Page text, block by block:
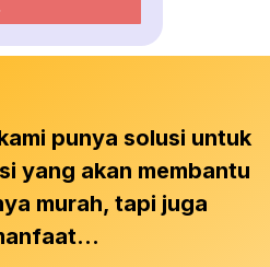
punya solusi untuk
yang akan membantu
murah, tapi juga